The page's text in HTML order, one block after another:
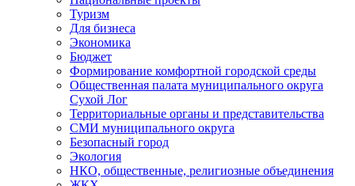
Туризм
Для бизнеса
Экономика
Бюджет
Формирование комфортной городской среды
Общественная палата муниципального округа
Сухой Лог
Территориальные органы и представительства
СМИ муниципального округа
Безопасный город
Экология
НКО, общественные, религиозные объединения